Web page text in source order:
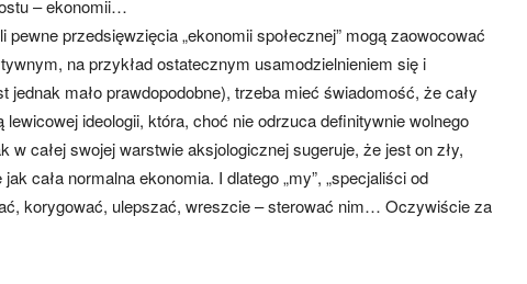
– ekonomii…
przedsięwzięcia „ekonomii społecznej” mogą zaowocować
na przykład ostatecznym usamodzielnieniem się i
jednak mało prawdopodobne), trzeba mieć świadomość, że cały
ideologii, która, choć nie odrzuca definitywnie wolnego
w całej swojej warstwie aksjologicznej sugeruje, że jest on zły,
cała normalna ekonomia. I dlatego „my”, „specjaliści od
korygować, ulepszać, wreszcie – sterować nim… Oczywiście za